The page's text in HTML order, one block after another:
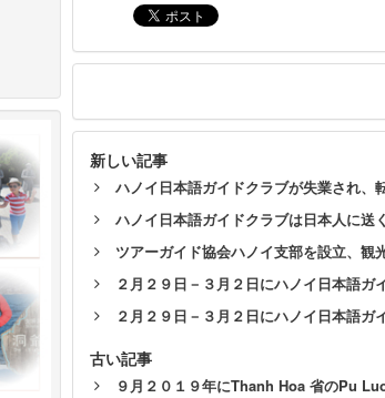
新しい記事
ハノイ日本語ガイドクラブが失業され、
ハノイ日本語ガイドクラブは日本人に送
ツアーガイド協会ハノイ支部を設立、観
２月２９日－３月２日にハノイ日本語
２月２９日－３月２日にハノイ日本語
古い記事
９月２０１９年にThanh Hoa 省のPu